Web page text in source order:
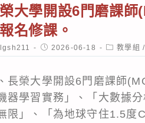
大學開設6門磨課
名修課。
Post
published:
2026-06-18
Post
category:
教學組 /
長榮大學開設6門磨課師
機器學習實務」、「大數據
限」、「為地球守住1.5度